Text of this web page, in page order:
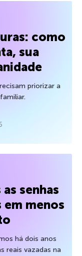
como
sua
priorizar a
senhas
em menos
há dois anos
reais vazadas na